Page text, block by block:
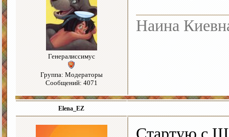
Генералиссимус
Группа: Модераторы
Сообщений: 4071
Наина
Elena_EZ